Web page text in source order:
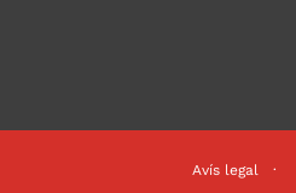
Avís legal